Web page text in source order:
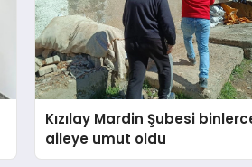
Kızılay Mardin Şubesi
aileye umut oldu